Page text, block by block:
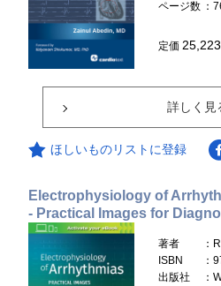
ページ数 ：
定価
詳しく見
ほしいものリストに登録
Electrophysiology of
- Practical Images for
著者
：
ISBN
：
出版社
：